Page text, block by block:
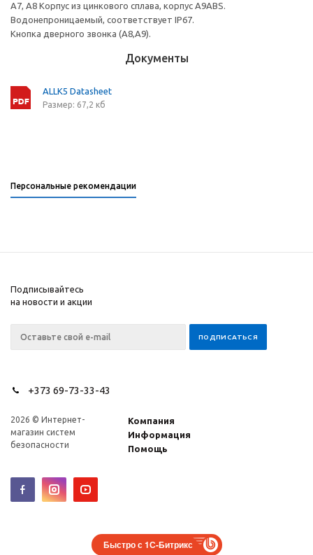
A7, A8 Корпус из цинкового сплава, корпус A9ABS.
Водонепроницаемый, соответствует IP67.
Кнопка дверного звонка (A8,A9).
Документы
ALLK5 Datasheet
Размер: 67,2 кб
Персональные рекомендации
Подписывайтесь
на новости и акции
+373 69-73-33-43
2026 © Интернет-
магазин систем
безопасности
Компания
Информация
Помощь
Быстро с 1С-Битрикс